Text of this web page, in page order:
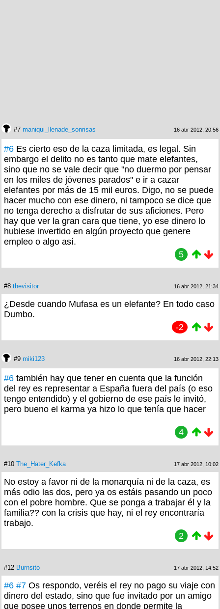
#7 maniqui_llenade_sonrisas 16 abr 2012, 20:56
#6 Es cierto eso de la caza limitada, es legal. Sin
embargo el delito no es tanto que mate elefantes,
sino que no se vale decir que "no duermo por pensar
en los miles de jóvenes parados" e ir a cazar
elefantes por más de 15 mil euros. Digo, no se puede
hacer mucho con ese dinero, ni tampoco se dice que
no tenga derecho a disfrutar de sus aficiones. Pero
hay que ver la gran cara que tiene, yo ese dinero lo
hubiese invertido en algún proyecto que genere
empleo o algo así.
5
#8 thevisitor 16 abr 2012, 21:34
¿Desde cuando Mufasa es un elefante? En todo caso
Dumbo.
-2
#9 miki123 16 abr 2012, 22:13
#6 también hay que tener en cuenta que la función
del rey es representar a España fuera del país (o eso
tengo entendido) y el gobierno de ese país le invitó,
pero bueno el karma ya hizo lo que tenía que hacer
4
#10 The_Hater_Kefka 17 abr 2012, 10:02
No estoy a favor ni de la monarquía ni de la caza, es
más odio las dos, pero ya os estáis pasando un poco
con el pobre hombre. Que se ponga a trabajar él y la
familia?? con la crisis que hay, ni el rey encontraría
trabajo.
2
#12 Burnsito 17 abr 2012, 14:52
#6 #7 Os respondo, veréis el rey no pago su viaje con
dinero del estado, sino que fue invitado por un amigo
que posee unos terrenos en donde permite la